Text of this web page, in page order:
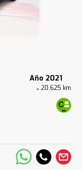
Año 2021
20.625 km